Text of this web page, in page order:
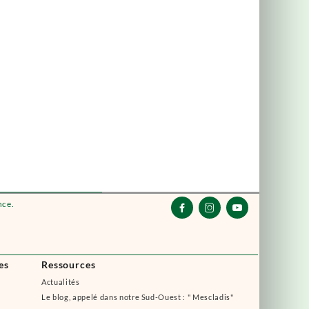
Ressources
Actualités
Le blog, appelé dans notre Sud-Ouest : " Mescladis"
  